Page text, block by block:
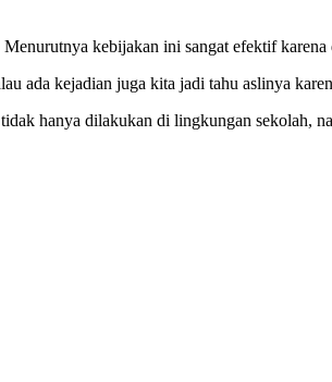
kebijakan ini sangat efektif
ada kejadian juga kita jadi tahu aslinya
hanya dilakukan di lingkungan sekolah,